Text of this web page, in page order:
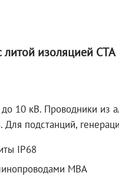
литой изоляцией
10 кВ. Проводники из
Для подстанций,
IP68
МВА